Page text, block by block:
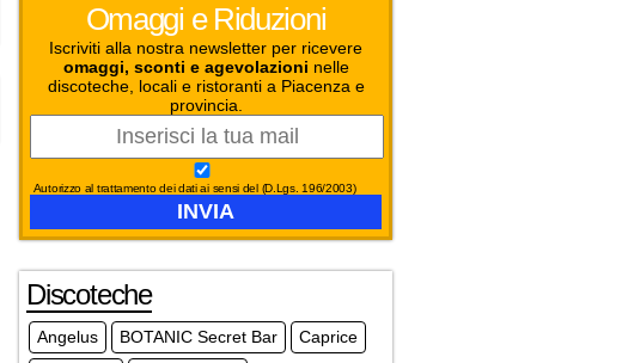
Omaggi e Riduzioni
Iscriviti alla nostra newsletter per ricevere
omaggi, sconti e agevolazioni nelle
discoteche, locali e ristoranti a Piacenza e
provincia.
Autorizzo al trattamento dei dati ai sensi del (D.Lgs. 196/2003)
Discoteche
Angelus BOTANIC Secret Bar
Caprice